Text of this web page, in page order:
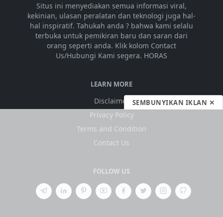
Situs ini menyediakan semua informasi viral,
kekinian, ulasan peralatan dan teknologi juga hal-
hal inspiratif. Tahukah anda ? bahwa kami selalu
terbuka untuk pemikiran baru dan saran dari
orang seperti anda. Klik kolom Contact
Us/Hubungi Kami segera. HORAS
LEARN MORE
Disclaimer
Privacy Policy
Terms and Condition
Contact Us
FOLLOW US
SEMBUNYIKAN IKLAN ✕